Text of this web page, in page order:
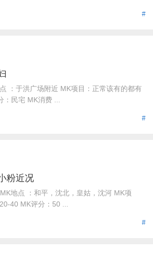
#
：于洪广场附近 MK项目：正常该有的都有
民宅 MK消费 ...
#
粉近况
地点 ：和平，沈北，皇姑，沈河 MK项
40 MK评分：50 ...
#